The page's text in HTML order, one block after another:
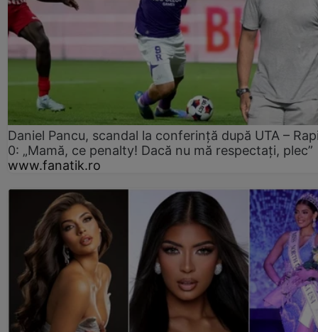
Daniel Pancu, scandal la conferință după UTA –
0: „Mamă, ce penalty! Dacă nu mă respectați, plec”
www.fanatik.ro